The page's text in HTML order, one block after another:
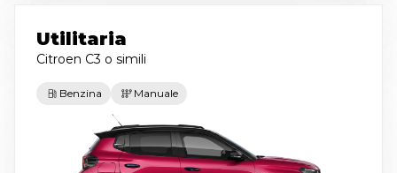
Utilitaria
Citroen C3 o simili
Benzina Manuale